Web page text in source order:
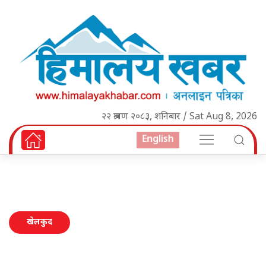
२२ श्रावण २०८३, शनिबार / Sat Aug 8, 2026
English
खेलकुद